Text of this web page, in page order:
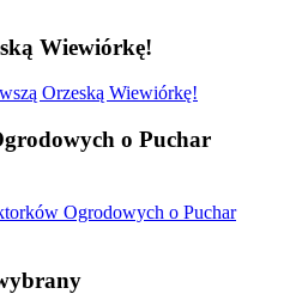
Wiewiórkę!
Orzeską Wiewiórkę!
o Puchar
Ogrodowych o Puchar